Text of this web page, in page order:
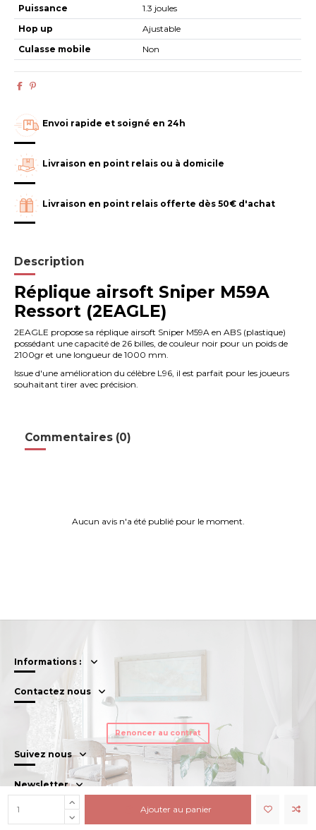
Puissance
1.3 joules
Hop up
Ajustable
Culasse mobile
Non
Ajouter au panier
Envoi rapide et soigné en 24h
Livraison en point relais ou à domicile
Livraison en point relais offerte dès 50€ d'achat
Description
Réplique airsoft Sniper M59A
Ressort (2EAGLE)
2EAGLE propose sa réplique airsoft Sniper M59A en ABS (plastique)
possédant une capacité de 26 billes, de couleur noir pour un poids de
2100gr et une longueur de 1000 mm.
Issue d'une amélioration du célèbre L96, il est parfait pour les joueurs
souhaitant tirer avec précision.
Commentaires (0)
Aucun avis n'a été publié pour le moment.
Informations :
Contactez nous
Renoncer au contrat
Suivez nous
Newsletter